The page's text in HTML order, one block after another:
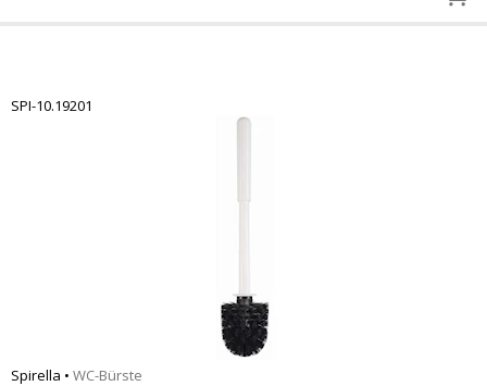
SPI-10.19201
Spirella • WC-Bürste